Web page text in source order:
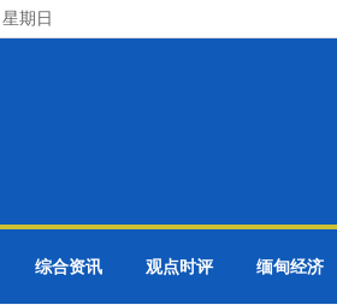
期日
综合资讯 观点时评 缅甸经济